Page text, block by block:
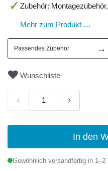
Zubehör:
Mehr zum Produkt …
Passendes Zubehör →
Wunschliste
In den
Gewöhnlich versandfertig in 1–2